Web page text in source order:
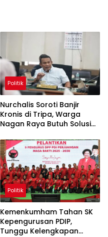
Politik
Nurchalis Soroti Banjir
Kronis di Tripa, Warga
Nagan Raya Butuh Solusi
Politik
Kemenkumham Tahan SK
Kepengurusan PDIP,
Tunggu Kelengkapan